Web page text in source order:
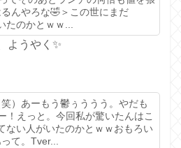
んやろな🤣＞この世にまだ
たのかとｗｗ...
ようやく✨️
）あーもう鬱ぅううう。やだも
！えっと。今回私が驚いたんはこ
ない人がいたのかとｗｗおもろい
て。Tver...